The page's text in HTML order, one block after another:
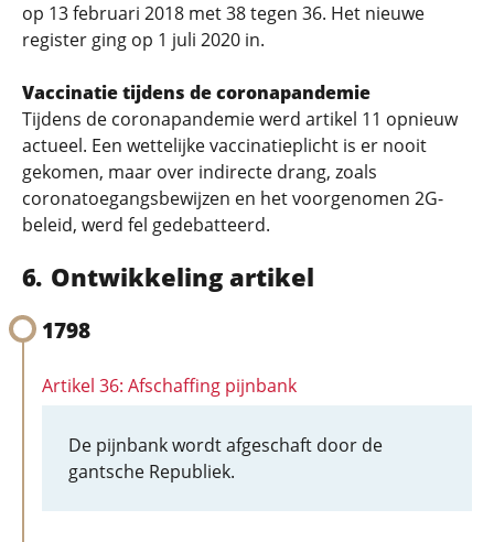
op 13 februari 2018 met 38 tegen 36. Het nieuwe
register ging op 1 juli 2020 in.
Vaccinatie tijdens de coronapandemie
Tijdens de coronapandemie werd artikel 11 opnieuw
actueel. Een wettelijke vaccinatieplicht is er nooit
gekomen, maar over indirecte drang, zoals
coronatoegangsbewijzen en het voorgenomen 2G-
beleid, werd fel gedebatteerd.
Ontwikkeling artikel
1798
Artikel 36: Afschaffing pijnbank
De pijnbank wordt afgeschaft door de
gantsche Republiek.